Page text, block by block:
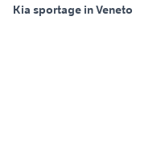
Kia sportage in Veneto